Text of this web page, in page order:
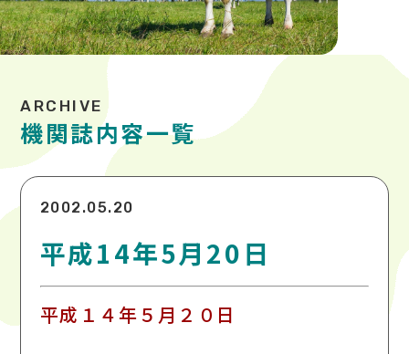
機関誌内容一覧
2002.05.20
平成14年5月20日
平成１４年５月２０日